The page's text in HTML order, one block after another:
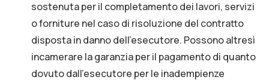
sostenuta per il completamento dei lavori, servizi
o forniture nel caso di risoluzione del contratto
disposta in danno dell'esecutore. Possono altresì
incamerare la garanzia per il pagamento di quanto
dovuto dall’esecutore per le inadempienze